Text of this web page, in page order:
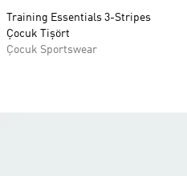
Training Essentials 3-Stripes
Çocuk Tişört
Çocuk Sportswear